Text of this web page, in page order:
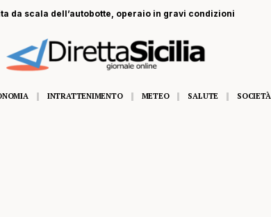
da scala dell’autobotte, operaio in gravi condizioni
INTRATTENIMENTO METEO SALUTE SOCIETÀ